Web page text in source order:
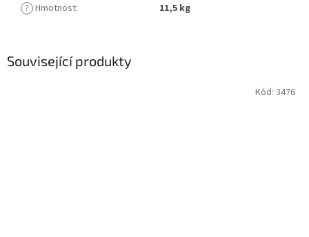
Související produkty
Kód: 3476
? Hmotnost: 11,5 kg